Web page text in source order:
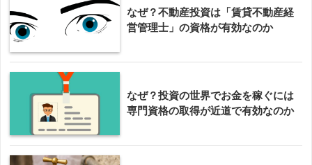
なぜ？不動産投資は「賃貸不動産経
営管理士」の資格が有効なのか
なぜ？投資の世界でお金を稼ぐには
専門資格の取得が近道で有効なのか